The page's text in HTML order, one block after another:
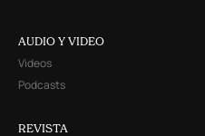
AUDIO Y VIDEO
Videos
Podcasts
REVISTA